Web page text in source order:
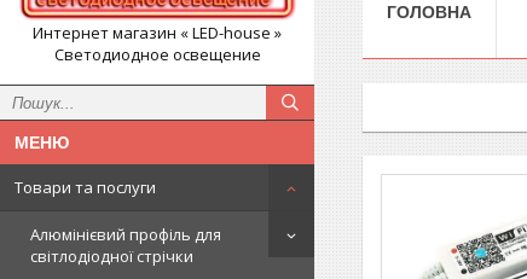
Интернет магазин « LED-house »
Светодиодное освещение
Товари та послуги
Алюмінієвий профіль для
світлодіодної стрічки
ГОЛОВНА